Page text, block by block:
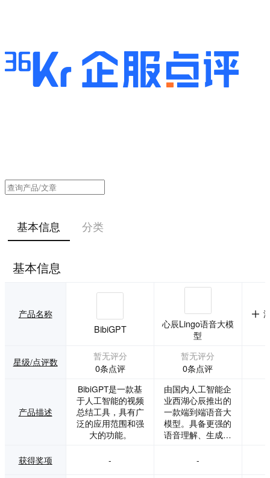
基本信息 分类
基本信息
产品名称
BibiGPT
心辰Lingo语音大模
型
星级/点评数
暂无评分
0条点评
暂无评分
0条点评
产品描述
BibiGPT是一款基
于人工智能的视频
总结工具，具有广
泛的应用范围和强
大的功能。
由国内人工智能企
业西湖心辰推出的
一款端到端语音大
模型。具备更强的
语音理解、生成和
获得奖项 - -